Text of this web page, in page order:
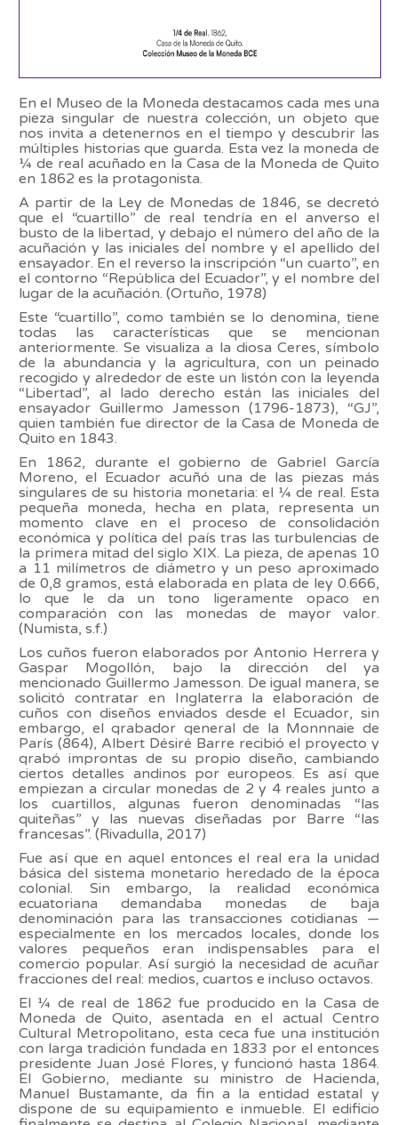
En el Museo de la Moneda destacamos cada mes una
pieza singular de nuestra colección, un objeto que
nos invita a detenernos en el tiempo y descubrir las
múltiples historias que guarda. Esta vez la moneda de
¼ de real acuñado en la Casa de la Moneda de Quito
en 1862 es la protagonista.
A partir de la Ley de Monedas de 1846, se decretó
que el “cuartillo” de real tendría en el anverso el
busto de la libertad, y debajo el número del año de la
acuñación y las iniciales del nombre y el apellido del
ensayador. En el reverso la inscripción “un cuarto”, en
el contorno “República del Ecuador”, y el nombre del
lugar de la acuñación. (Ortuño, 1978)
Este “cuartillo”, como también se lo denomina, tiene
todas las características que se mencionan
anteriormente. Se visualiza a la diosa Ceres, símbolo
de la abundancia y la agricultura, con un peinado
recogido y alrededor de este un listón con la leyenda
“Libertad”, al lado derecho están las iniciales del
ensayador Guillermo Jamesson (1796-1873), “GJ”,
quien también fue director de la Casa de Moneda de
Quito en 1843.
En 1862, durante el gobierno de Gabriel García
Moreno, el Ecuador acuñó una de las piezas más
singulares de su historia monetaria: el ¼ de real. Esta
pequeña moneda, hecha en plata, representa un
momento clave en el proceso de consolidación
económica y política del país tras las turbulencias de
la primera mitad del siglo XIX. La pieza, de apenas 10
a 11 milímetros de diámetro y un peso aproximado
de 0,8 gramos, está elaborada en plata de ley 0.666,
lo que le da un tono ligeramente opaco en
comparación con las monedas de mayor valor.
(Numista, s.f.)
Los cuños fueron elaborados por Antonio Herrera y
Gaspar Mogollón, bajo la dirección del ya
mencionado Guillermo Jamesson. De igual manera, se
solicitó contratar en Inglaterra la elaboración de
cuños con diseños enviados desde el Ecuador, sin
embargo, el grabador general de la Monnnaie de
París(864), Albert Désiré Barre recibió el proyecto y
grabó improntas de su propio diseño, cambiando
ciertos detalles andinos por europeos. Es así que
empiezan a circular monedas de 2 y 4 reales junto a
los cuartillos, algunas fueron denominadas “las
quiteñas” y las nuevas diseñadas por Barre “las
francesas”. (Rivadulla, 2017)
Fue así que en aquel entonces el real era la unidad
básica del sistema monetario heredado de la época
colonial. Sin embargo, la realidad económica
ecuatoriana demandaba monedas de baja
denominación para las transacciones cotidianas —
especialmente en los mercados locales, donde los
valores pequeños eran indispensables para el
comercio popular. Así surgió la necesidad de acuñar
fracciones del real: medios, cuartos e incluso octavos.
El ¼ de real de 1862 fue producido en la Casa de
Moneda de Quito, asentada en el actual Centro
Cultural Metropolitano, esta ceca fue una institución
con larga tradición fundada en 1833 por el entonces
presidente Juan José Flores, y funcionó hasta 1864.
El Gobierno, mediante su ministro de Hacienda,
Manuel Bustamante, da fin a la entidad estatal y
dispone de su equipamiento e inmueble. El edificio